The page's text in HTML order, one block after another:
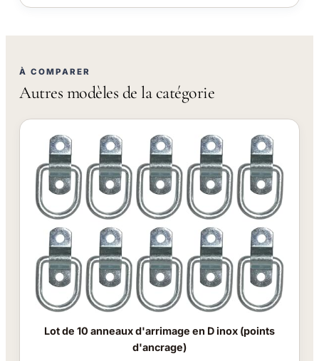
À COMPARER
Autres modèles de la catégorie
Lot de 10 anneaux d'arrimage en D inox (points
d'ancrage)